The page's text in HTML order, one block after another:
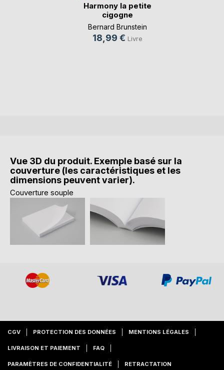
Harmony la petite
cigogne
Bernard Brunstein
18,99 € Livre
Vue 3D du produit. Exemple basé sur la
couverture (les caractéristiques et les
dimensions peuvent varier).
Couverture souple
CGV PROTECTION DES DONNÉES MENTIONS LÉGALES
LIVRAISON ET PAIEMENT FAQ
PARAMÈTRES DE CONFIDENTIALITÉ RETRACTATION